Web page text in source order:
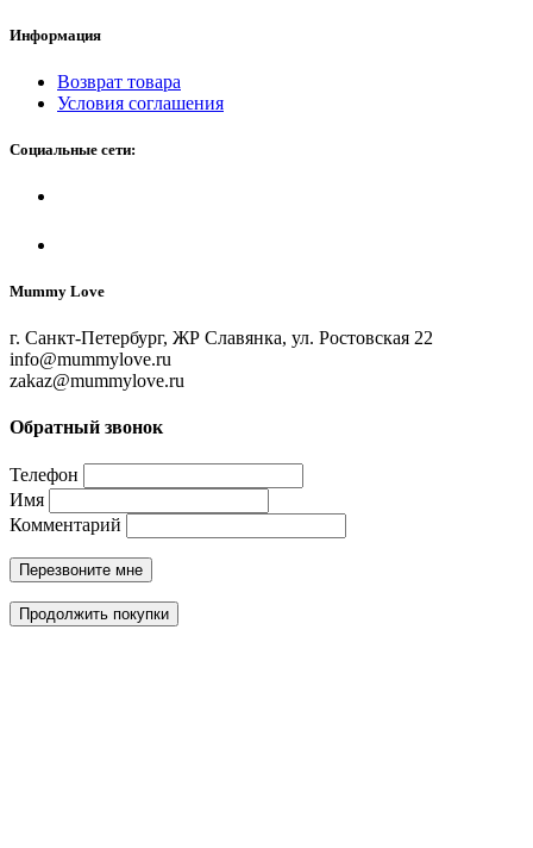
Информация
Возврат товара
Условия соглашения
Социальные сети:
Mummy Love
г. Санкт-Петербург, ЖР Славянка, ул. Ростовская 22
info@mummylove.ru
zakaz@mummylove.ru
Обратный звонок
Телефон
Имя
Комментарий
Перезвоните мне
Продолжить покупки